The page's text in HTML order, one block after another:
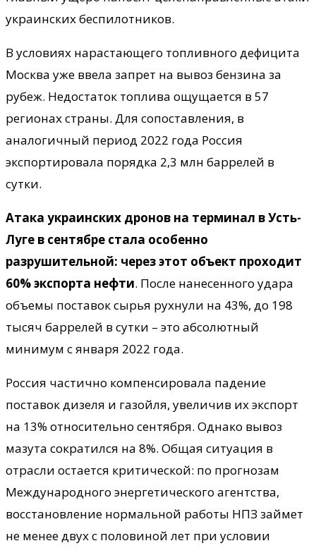
украинских беспилотников.
В условиях нарастающего топливного дефицита
Москва уже ввела запрет на вывоз бензина за
рубеж. Недостаток топлива ощущается в 57
регионах страны. Для сопоставления, в
аналогичный период 2022 года Россия
экспортировала порядка 2,3 млн баррелей в
сутки.
Атака украинских дронов на терминал в Усть-
Луге в сентябре стала особенно
разрушительной: через этот объект проходит
60% экспорта нефти. После нанесенного удара
объемы поставок сырья рухнули на 43%, до 198
тысяч баррелей в сутки – это абсолютный
минимум с января 2022 года.
Россия частично компенсировала падение
поставок дизеля и газойля, увеличив их экспорт
на 13% относительно сентября. Однако вывоз
мазута сократился на 8%. Общая ситуация в
отрасли остается критической: по прогнозам
Международного энергетического агентства,
восстановление нормальной работы НПЗ займет
не менее двух с половиной лет при условии